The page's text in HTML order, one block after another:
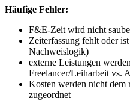
Häufige Fehler:
F&E-Zeit wird nicht
Zeiterfassung fehlt oder
Nachweislogik)
externe Leistungen
Freelancer/Leiharbeit vs.
Kosten werden nicht dem
zugeordnet